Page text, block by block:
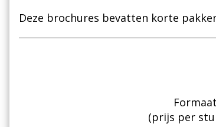
Deze brochures bevatten korte
(prijs per